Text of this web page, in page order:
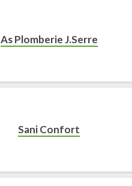
As Plomberie J.Serre
Sani Confort